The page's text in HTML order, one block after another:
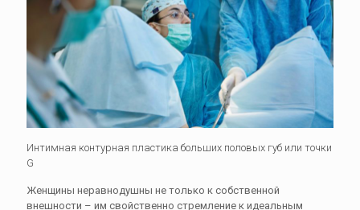
Интимная контурная пластика больших половых губ или точки
G
Женщины неравнодушны не только к собственной
внешности – им свойственно стремление к идеальным